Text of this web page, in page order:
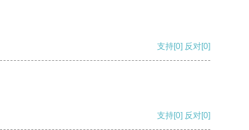
支持[0] 反对[0]
支持[0] 反对[0]